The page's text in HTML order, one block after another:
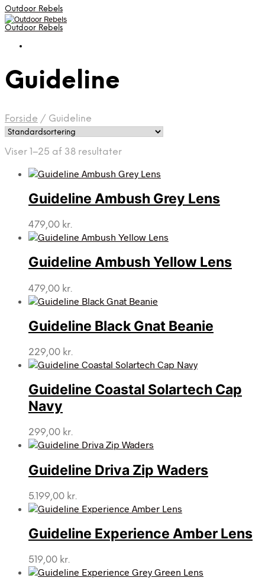
Outdoor Rebels
Outdoor Rebels
Guideline
Forside / Guideline
Viser 1–25 af 38 resultater
Guideline Ambush Grey Lens
479,00 kr.
Guideline Ambush Yellow Lens
479,00 kr.
Guideline Black Gnat Beanie
229,00 kr.
Guideline Coastal Solartech Cap
Navy
299,00 kr.
Guideline Driva Zip Waders
5.199,00 kr.
Guideline Experience Amber Lens
519,00 kr.